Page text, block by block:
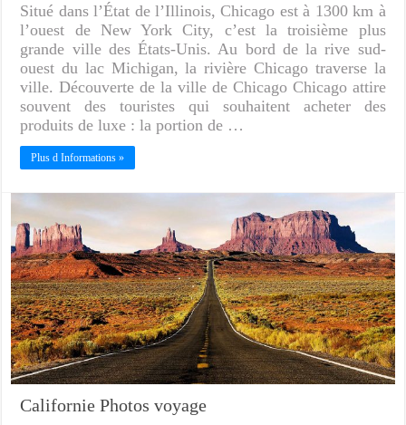
Situé dans l’État de l’Illinois, Chicago est à 1300 km à
l’ouest de New York City, c’est la troisième plus
grande ville des États-Unis. Au bord de la rive sud-
ouest du lac Michigan, la rivière Chicago traverse la
ville. Découverte de la ville de Chicago Chicago attire
souvent des touristes qui souhaitent acheter des
produits de luxe : la portion de …
Plus d Informations »
Californie Photos voyage